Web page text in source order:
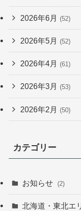
2026年6月 (52)
2026年5月 (52)
2026年4月 (61)
2026年3月 (53)
2026年2月 (50)
カテゴリー
お知らせ (2)
北海道・東北エ